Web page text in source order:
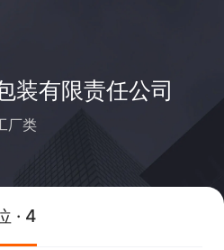
装有限责任公司
厂类
· 4